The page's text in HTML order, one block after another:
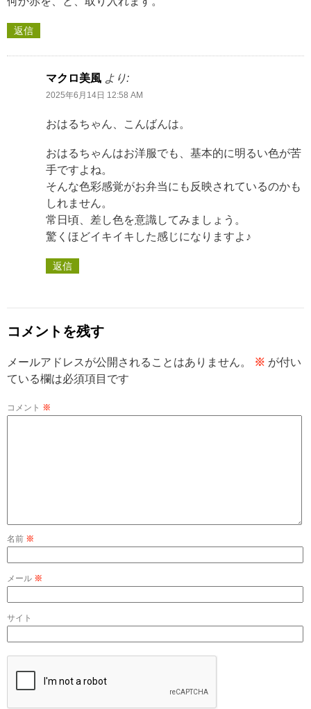
返信
マクロ美風 より:
2025年6月14日 12:58 AM
おはるちゃん、こんばんは。
おはるちゃんはお洋服でも、基本的に明るい色が苦
手ですよね。
そんな色彩感覚がお弁当にも反映されているのかも
しれません。
常日頃、差し色を意識してみましょう。
驚くほどイキイキした感じになりますよ♪
返信
コメントを残す
メールアドレスが公開されることはありません。 ※ が付い
ている欄は必須項目です
コメント ※
名前 ※
メール ※
サイト